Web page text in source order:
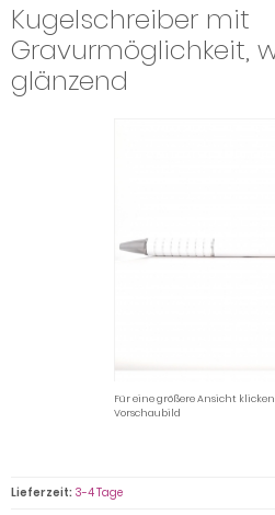
Kugelschreiber mit
Gravurmöglichkeit,
glänzend
Für eine größere Ansicht klicken
Vorschaubild
Lieferzeit: 3-4 Tage